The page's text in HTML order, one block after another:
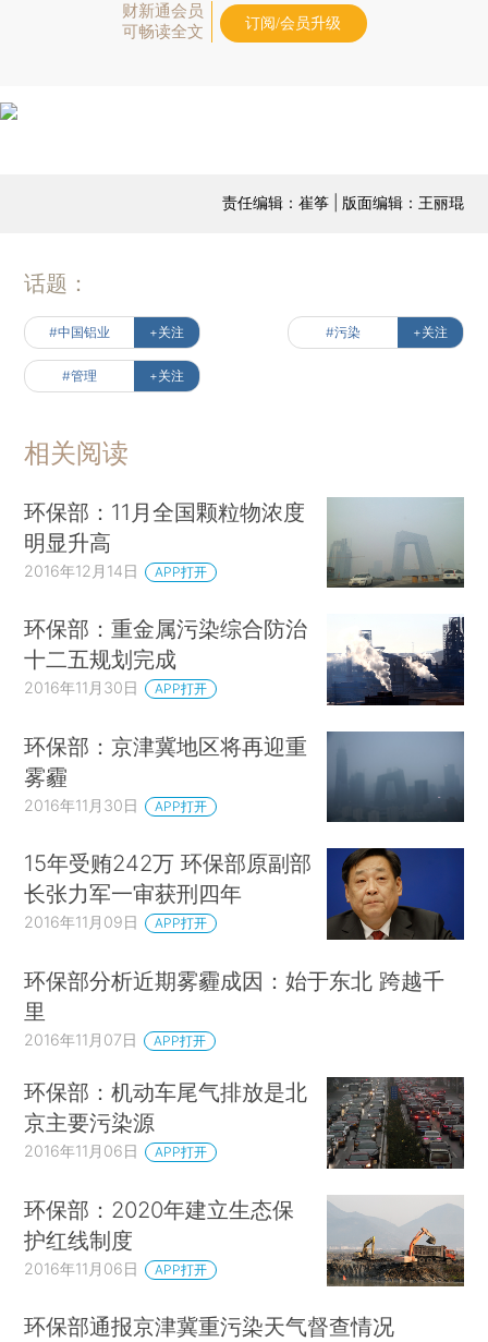
财新通会员
可畅读全文
订阅/会员升级
责任编辑：崔筝 | 版面编辑：王丽琨
话题：
#中国铝业 +关注 #污染 +关注
#管理 +关注
相关阅读
环保部：11月全国颗粒物浓度
明显升高
2016年12月14日 APP打开
环保部：重金属污染综合防治
十二五规划完成
2016年11月30日 APP打开
环保部：京津冀地区将再迎重
雾霾
2016年11月30日 APP打开
15年受贿242万 环保部原副部
长张力军一审获刑四年
2016年11月09日 APP打开
环保部分析近期雾霾成因：始于东北 跨越千
里
2016年11月07日 APP打开
环保部：机动车尾气排放是北
京主要污染源
2016年11月06日 APP打开
环保部：2020年建立生态保
护红线制度
2016年11月06日 APP打开
环保部通报京津冀重污染天气督查情况